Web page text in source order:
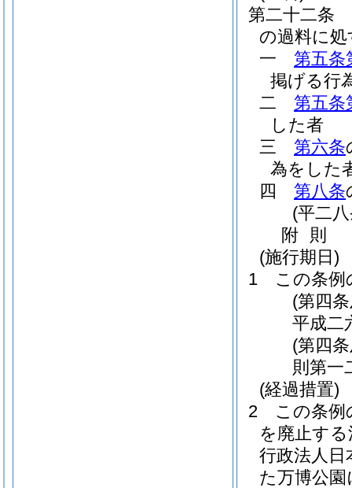
第二十二条
の過料に
一
第五条
掲げる行
二
第五条
した者
三
第六条
為をした
四
第八条
(平二
附 則
(施行期日)
1
この条例
(第四
平成二
(第四
則第一
(経過措置)
2
この条例
を廃止す
行政法人日
た万博公園